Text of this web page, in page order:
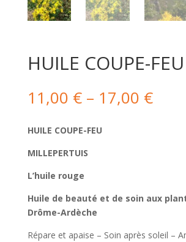
HUILE COUPE-FEU
11,00 €– 17,00 €
HUILE COUPE-FEU
MILLEPERTUIS
L’huile rouge
Huile de beauté et de soin aux
Drôme-Ardèche
Répare et apaise – Soin après soleil –